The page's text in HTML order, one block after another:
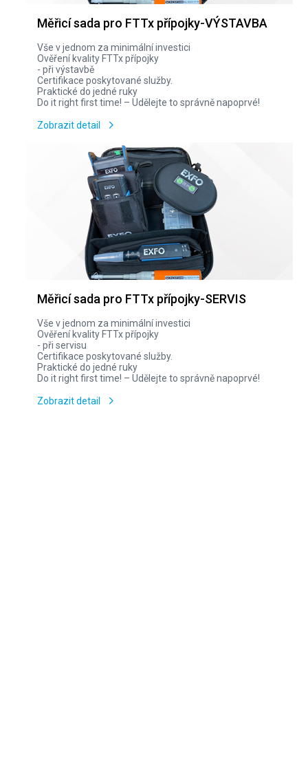
Měřicí sada pro FTTx přípojky-VÝSTAVBA
Vše v jednom za minimální investici
Ověření kvality FTTx přípojky
- při výstavbě
Certifikace poskytované služby.
Praktické do jedné ruky
Do it right first time! – Udělejte to správně napoprvé!
Zobrazit detail
Měřicí sada pro FTTx přípojky-SERVIS
Vše v jednom za minimální investici
Ověření kvality FTTx přípojky
- při servisu
Certifikace poskytované služby.
Praktické do jedné ruky
Do it right first time! – Udělejte to správně napoprvé!
Zobrazit detail